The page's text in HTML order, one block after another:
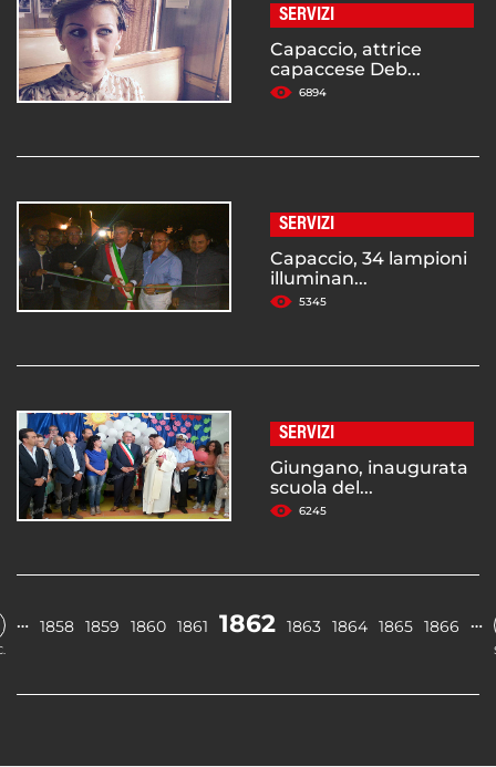
SERVIZI
Capaccio, attrice
capaccese Deb...
6894
SERVIZI
Capaccio, 34 lampioni
illuminan...
5345
SERVIZI
Giungano, inaugurata
scuola del...
6245
… 1858 1859 1860 1861 1862 1863 1864 1865 1866 …